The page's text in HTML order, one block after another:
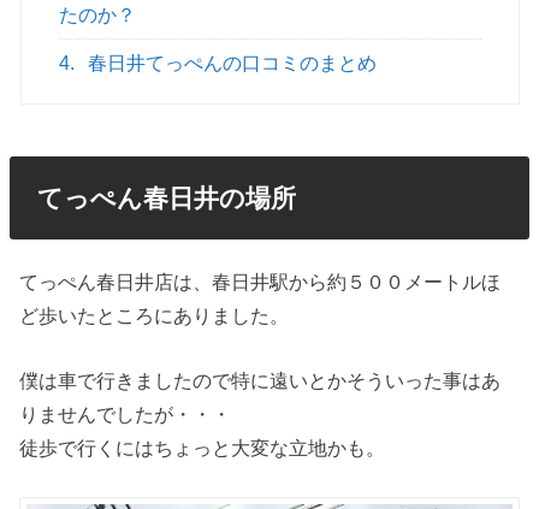
たのか？
4. 春日井てっぺんの口コミのまとめ
てっぺん春日井の場所
てっぺん春日井店は、春日井駅から約５００メートルほ
ど歩いたところにありました。
僕は車で行きましたので特に遠いとかそういった事はあ
りませんでしたが・・・
徒歩で行くにはちょっと大変な立地かも。